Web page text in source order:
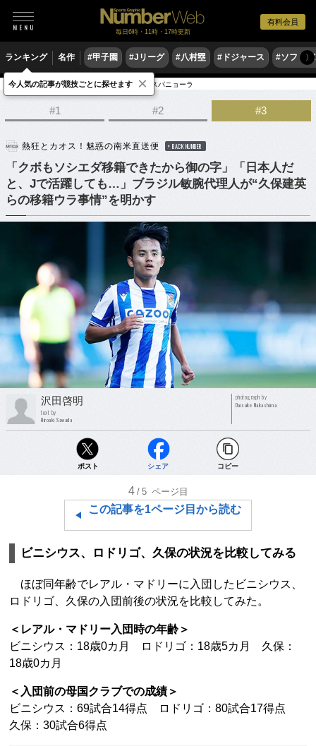
有料会員
毎日6時・11時・17時更新
ランキング 名作 #甲子園 #Jリーグ #八村塁 #ドジャース #ソフト〉
サッカー 海外サッカー リーガ・エスパニョーラ
#1 #2 #3
熱狂とカオス！魅惑の南米直送便 BACK NUMBER
「クボもソシエダ移籍できたから御の字」「日本人だ
と、Jで活躍しても…」ブラジル敏腕代理人が“久保建英
らの移籍ウラ事情”を明かす
沢田啓明
text by
Hiroaki Sawada
photograph by
Daisuke Nakashima
ポスト シェア コピー
4 /5 ページ目
この記事を1ページ目から読む
ビニシウス、ロドリゴ、久保の状況を比較してみる
ほぼ同年齢でレアル・マドリーに入団したビニシウス、
ロドリゴ、久保の入団前後の状況を比較してみた。
＜レアル・マドリー入団時の年齢＞
ビニシウス：18歳0カ月 ロドリゴ：18歳5カ月 久保：
18歳0カ月
＜入団前の母国クラブでの成績＞
ビニシウス：69試合14得点 ロドリゴ：80試合17得点
久保：30試合6得点
今人気の記事が競技ごとに探せます ×